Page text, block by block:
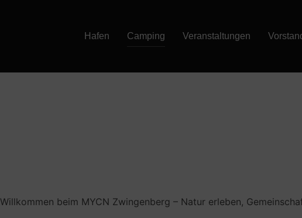
Hafen Camping Veranstaltungen
Willkommen beim MYCN Zwingenberg – Natur erleben,